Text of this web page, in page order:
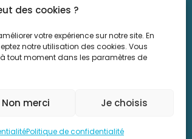
des cookies ?
votre expérience sur notre site. En
notre utilisation des cookies. Vous
tout moment dans les paramètres de
Non merci Je choisis
Politique de confidentialité